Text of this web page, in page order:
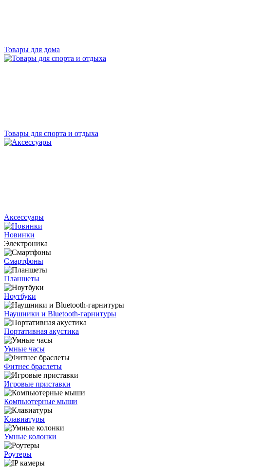
Товары для дома
Товары для спорта и отдыха
Аксессуары
Новинки
Электроника
Смартфоны
Планшеты
Ноутбуки
Наушники и Bluetooth-гарнитуры
Портативная акустика
Умные часы
Фитнес браслеты
Игровые приставки
Компьютерные мыши
Клавиатуры
Умные колонки
Роутеры